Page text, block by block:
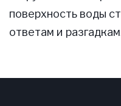
поверхность воды
ответам и